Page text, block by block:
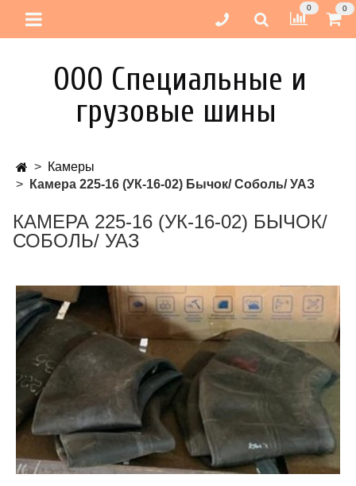
0 0
ООО Специальные и
грузовые шины
Камеры
Камера 225-16 (УК-16-02) Бычок/ Соболь/ УАЗ
КАМЕРА 225-16 (УК-16-02) БЫЧОК/
СОБОЛЬ/ УАЗ